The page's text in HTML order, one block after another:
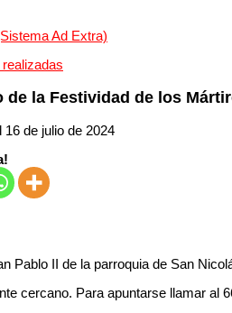
Ad Extra)
la Festividad de los
16 de julio de 2024
Pablo II de la parroquia de San
cercano. Para apuntarse llamar al